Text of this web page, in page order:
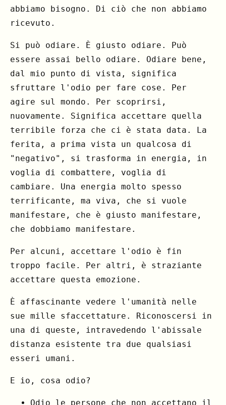
abbiamo bisogno. Di ciò che non abbiamo
ricevuto.
Si può odiare. È giusto odiare. Può
essere assai bello odiare. Odiare bene,
dal mio punto di vista, significa
sfruttare l'odio per fare cose. Per
agire sul mondo. Per scoprirsi,
nuovamente. Significa accettare quella
terribile forza che ci è stata data. La
ferita, a prima vista un qualcosa di
"negativo", si trasforma in energia, in
voglia di combattere, voglia di
cambiare. Una energia molto spesso
terrificante, ma viva, che si vuole
manifestare, che è giusto manifestare,
che dobbiamo manifestare.
Per alcuni, accettare l'odio è fin
troppo facile. Per altri, è straziante
accettare questa emozione.
È affascinante vedere l'umanità nelle
sue mille sfaccettature. Riconoscersi in
una di queste, intravedendo l'abissale
distanza esistente tra due qualsiasi
esseri umani.
E io, cosa odio?
Odio le persone che non accettano il